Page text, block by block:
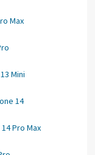
Max
Mini
14
Pro Max